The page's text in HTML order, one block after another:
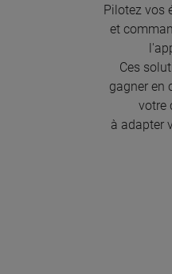
Pilotez vos
et
Ces
gagner en
votre
à adapter